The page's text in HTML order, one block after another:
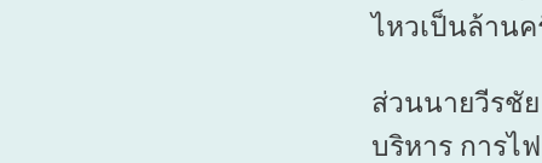
ไหวเป็นล้าน
ส่วนนายวีรชั
บริหาร การไ